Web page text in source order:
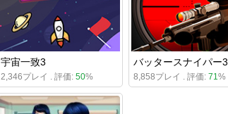
宇宙一致3
2,346プレイ . 評価: 50%
バッタースナイパー3
8,858プレイ . 評価: 71%